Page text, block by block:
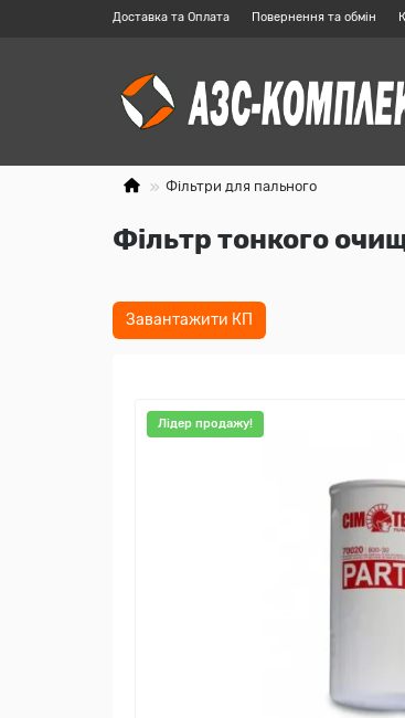
Доставка та Оплата Повернення та обмін
Фільтри для пального
Фільтр тонкого
Завантажити КП
Лідер продажу!